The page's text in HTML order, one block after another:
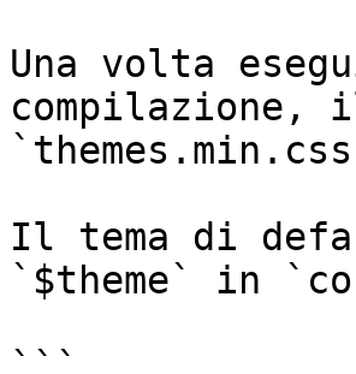
Una volta
Il tema di
`$theme` in